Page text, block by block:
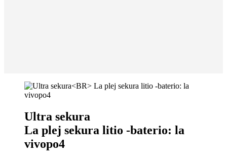
Ultra sekura
La plej sekura litio -baterio: la
vivopo4